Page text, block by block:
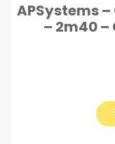
APSystems
– 2m40